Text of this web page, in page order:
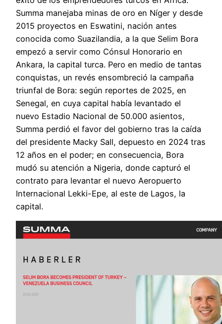
Summa manejaba minas de oro en Níger y desde
2015 proyectos en Eswatini, nación antes
conocida como Suazilandia, a la que Selim Bora
empezó a servir como Cónsul Honorario en
Ankara, la capital turca. Pero en medio de tantas
conquistas, un revés ensombreció la campaña
triunfal de Bora: según reportes de 2025, en
Senegal, en cuya capital había levantado el
nuevo Estadio Nacional de 50.000 asientos,
Summa perdió el favor del gobierno tras la caída
del presidente Macky Sall, depuesto en 2024 tras
12 años en el poder; en consecuencia, Bora
mudó su atención a Nigeria, donde capturó el
contrato para levantar el nuevo Aeropuerto
Internacional Lekki-Epe, al este de Lagos, la
capital.